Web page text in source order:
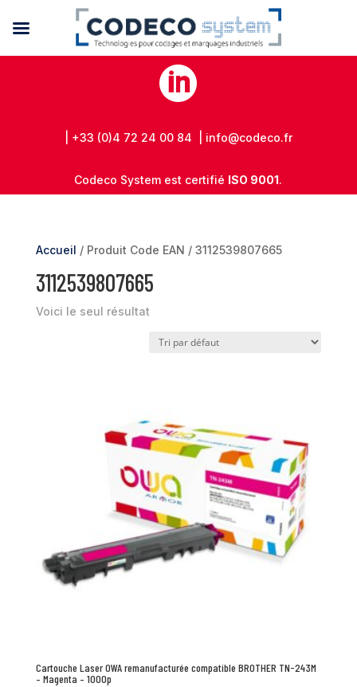

| +33 (0)4 72 24 00 84 | info@codeco.fr
Codeco System est certifié ISO 9001.
Accueil / Produit Code EAN / 3112539807665
3112539807665
Voici le seul résultat
Cartouche Laser OWA remanufacturée compatible BROTHER TN-243M
– Magenta – 1000p